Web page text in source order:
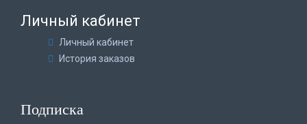
Личный кабинет
Личный кабинет
История заказов
Подписка